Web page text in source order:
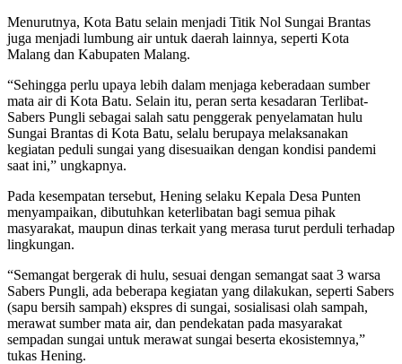
Menurutnya, Kota Batu selain menjadi Titik Nol Sungai Brantas
juga menjadi lumbung air untuk daerah lainnya, seperti Kota
Malang dan Kabupaten Malang.
“Sehingga perlu upaya lebih dalam menjaga keberadaan sumber
mata air di Kota Batu. Selain itu, peran serta kesadaran Terlibat-
Sabers Pungli sebagai salah satu penggerak penyelamatan hulu
Sungai Brantas di Kota Batu, selalu berupaya melaksanakan
kegiatan peduli sungai yang disesuaikan dengan kondisi pandemi
saat ini,” ungkapnya.
Pada kesempatan tersebut, Hening selaku Kepala Desa Punten
menyampaikan, dibutuhkan keterlibatan bagi semua pihak
masyarakat, maupun dinas terkait yang merasa turut perduli terhadap
lingkungan.
“Semangat bergerak di hulu, sesuai dengan semangat saat 3 warsa
Sabers Pungli, ada beberapa kegiatan yang dilakukan, seperti Sabers
(sapu bersih sampah) ekspres di sungai, sosialisasi olah sampah,
merawat sumber mata air, dan pendekatan pada masyarakat
sempadan sungai untuk merawat sungai beserta ekosistemnya,”
tukas Hening.